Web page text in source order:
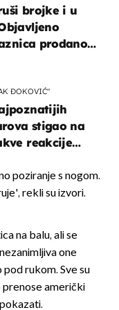
brojke i u
prodano
ĐOKOVIĆ"
stigao na
reakcije
poziranje s nogom.
rekli su izvori.
na balu, ali se
one
rukom. Sve su
prenose američki